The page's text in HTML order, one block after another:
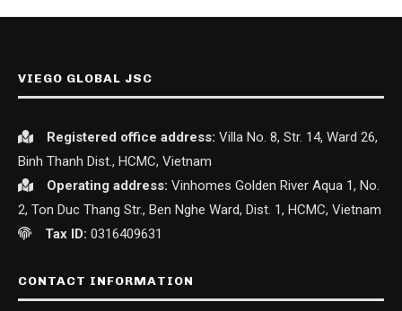
VIEGO GLOBAL JSC
Registered office address: Villa No. 8, Str. 14, Ward 26,
Binh Thanh Dist., HCMC, Vietnam
Operating address: Vinhomes Golden River Aqua 1, No.
2, Ton Duc Thang Str., Ben Nghe Ward, Dist. 1, HCMC, Vietnam
Tax ID: 0316409631
CONTACT INFORMATION